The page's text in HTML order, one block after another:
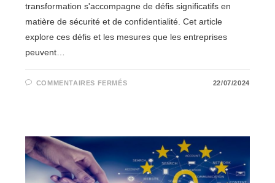
transformation s'accompagne de défis significatifs en
matière de sécurité et de confidentialité. Cet article
explore ces défis et les mesures que les entreprises
peuvent…
COMMENTAIRES FERMÉSSUR
DE
LE
E-
COMMERCE
22/07/2024